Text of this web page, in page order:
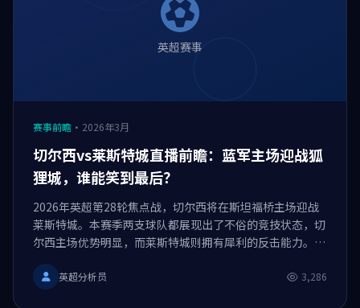
英超赛事
赛事前瞻 · 2026年3月
切尔西vs莱斯特城直播前瞻：蓝军主场迎战狐
狸城，谁能笑到最后？
2026年英超第28轮焦点战，切尔西将在斯坦福桥主场迎战
莱斯特城。本赛季两支球队都展现出了不俗的竞技状态，切
尔西主场优势明显，而莱斯特城则拥有犀利的反击能力。本
文将对双方进行深度分析，帮助您更好地预判比赛走势。
英超分析员 3,286